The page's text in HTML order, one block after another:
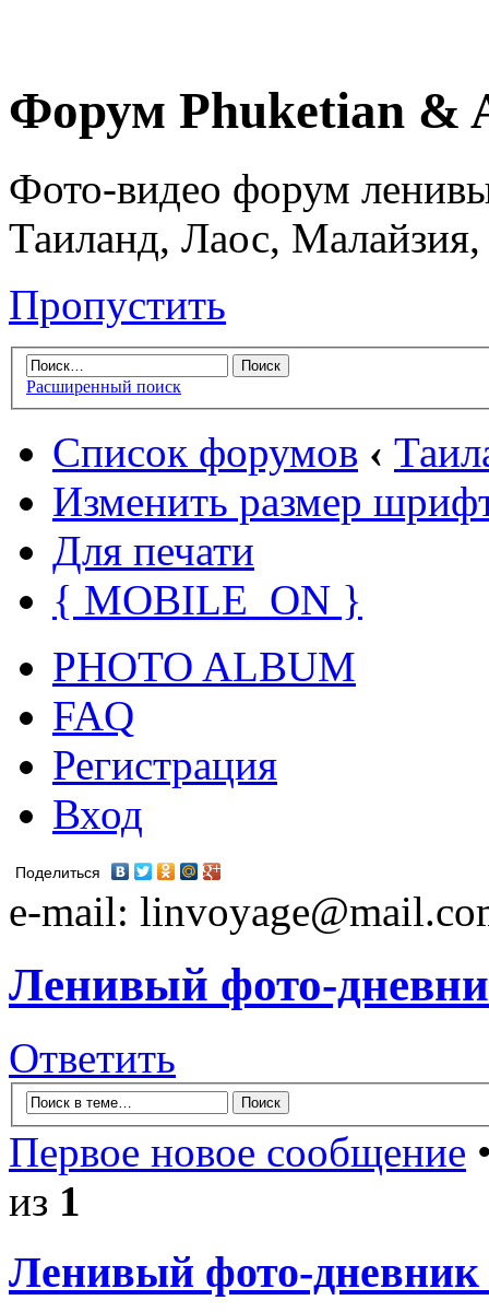
Форум Phuketian &
Фото-видео форум
Таиланд, Лаос,
Пропустить
Расширенный поиск
Список форумов ‹
Изменить размер
Для печати
{ MOBILE_ON }
PHOTO ALBUM
FAQ
Регистрация
Вход
Поделиться
e-mail:
Ленивый фото-
Ответить
Первое новое сообщение
из 1
Ленивый фото-дневник